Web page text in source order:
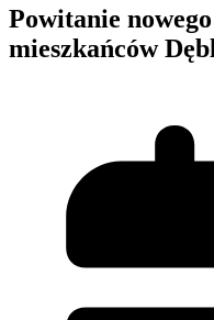
Powitanie
mieszkańców